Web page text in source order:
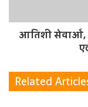
आतिशी सेवाओं,
Related